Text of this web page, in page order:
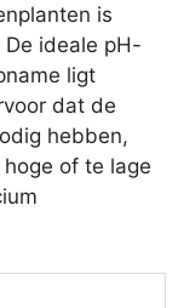
is
De ideale pH-
ligt
dat de
hebben,
of te lage